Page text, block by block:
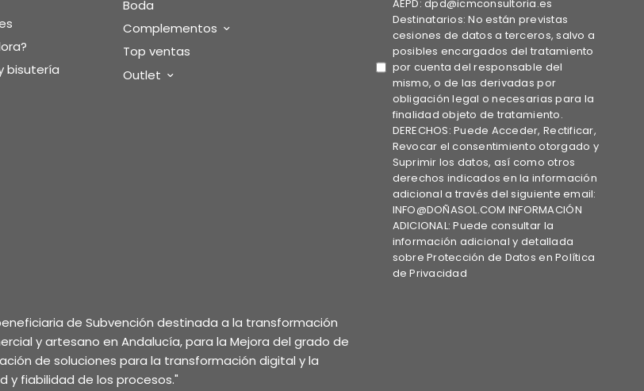
bisutería
Boda
Complementos
Top ventas
Outlet
AEPD: dpd@icmconsultoria.es
Destinatarios: No están previstas
cesiones de datos a terceros, salvo a
posibles encargados del tratamiento
por cuenta del responsable del
mismo, o de las derivadas por
obligación legal o necesarias para la
finalidad objeto de tratamiento.
DERECHOS: Puede Acceder, Rectificar,
Revocar el consentimiento otorgado y
Suprimir los datos, así como otros
derechos indicados en la información
adicional a través del siguiente email:
INFO@DOÑASOL.COM INFORMACIÓN
ADICIONAL: Puede consultar la
información adicional y detallada
sobre Protección de Datos en Política
de Privacidad
beneficiaria de Subvención destinada a la transformación
y artesano en Andalucía, para la Mejora del grado de
de soluciones para la transformación digital y la
y fiabilidad de los procesos."